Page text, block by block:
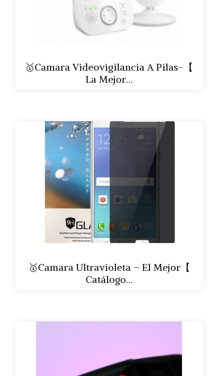
🥇Camara Videovigilancia A Pilas-【
La Mejor…
🥇Camara Ultravioleta – El Mejor【
Catálogo…